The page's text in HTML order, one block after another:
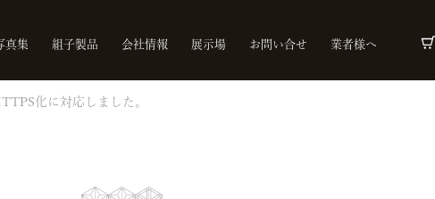
真集 組子製品 会社情報 展示場 お問い合せ 業者様へ
化に対応しました。